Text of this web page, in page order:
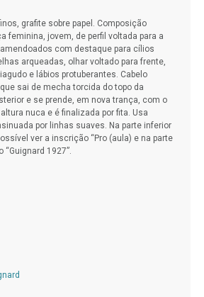
grafite sobre papel. Composição
feminina, jovem, de perfil voltada para a
com destaque para cílios
arqueadas, olhar voltado para frente,
e lábios protuberantes. Cabelo
sai de mecha torcida do topo da
e se prende, em nova trança, com o
por linhas suaves. Na parte inferior
ver a inscrição “Pro (aula) e na parte
1927”.